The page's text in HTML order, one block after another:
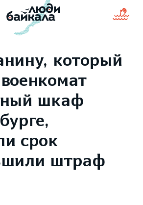
который
шкаф
срок
штраф